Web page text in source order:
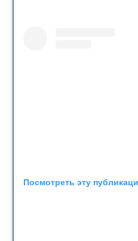
Посмотреть эту